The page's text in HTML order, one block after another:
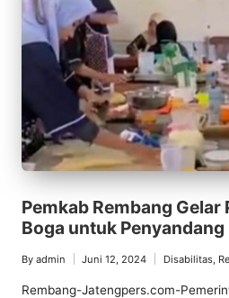
Pemkab Rembang Gelar
Boga untuk
Posted
by
By admin Juni 12, 2024
Posted
in
Disabilitas,
Rembang-Jatengpers.com-